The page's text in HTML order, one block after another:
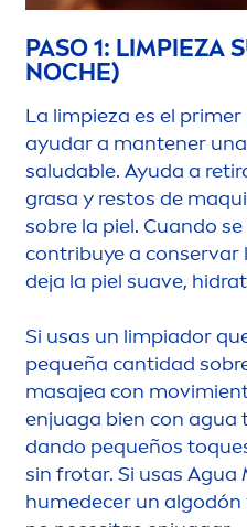
PASO 1: LIMPIEZA
NOCHE)
La limpieza es el
ayudar a mantener
saludable. Ayuda a
grasa y restos de
sobre la piel. Cuando
contribuye a conservar
deja la piel suave,
Si usas un limpiador
pequeña cantidad
masajea con
enjuaga bien con agua
dando pequeños
sin frotar. Si usas Agua
humedecer un